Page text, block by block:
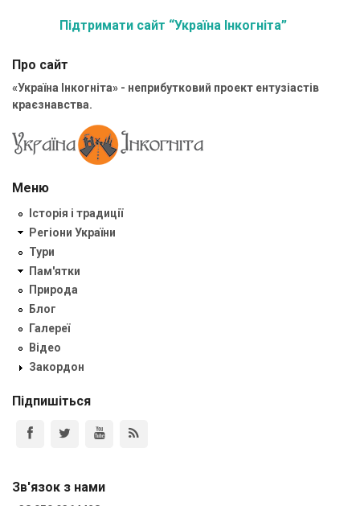
Підтримати сайт “Україна Інкогніта”
Про сайт
«Україна Інкогніта» - неприбутковий проект ентузіастів
краєзнавства.
Меню
Історія і традиції
Регіони України
Тури
Пам'ятки
Природа
Блог
Галереї
Відео
Закордон
Підпишіться
Зв'язок з нами